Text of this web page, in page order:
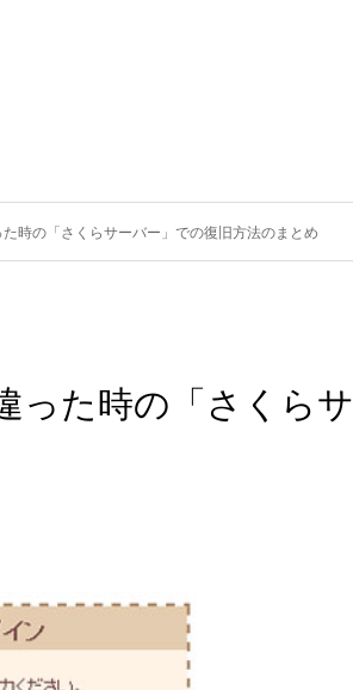
時の「さくらサーバー」での復旧方法のまとめ
った時の「さくらサ